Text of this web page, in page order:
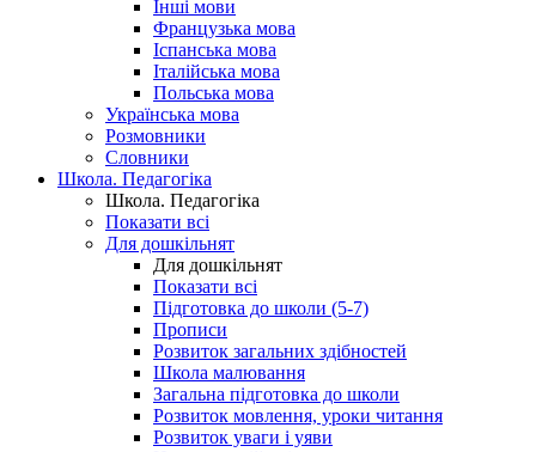
Інші мови
Французька мова
Іспанська мова
Італійська мова
Польська мова
Українська мова
Розмовники
Словники
Школа. Педагогіка
Школа. Педагогіка
Показати всі
Для дошкільнят
Для дошкільнят
Показати всі
Підготовка до школи (5-7)
Прописи
Розвиток загальних здібностей
Школа малювання
Загальна підготовка до школи
Розвиток мовлення, уроки читання
Розвиток уваги і уяви